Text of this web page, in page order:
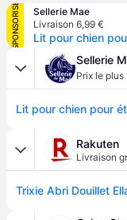
SPONSORISÉ
Sellerie Mae
Livraison 6,99 €
Sellerie
Prix le plus
Rakuten
Livraison